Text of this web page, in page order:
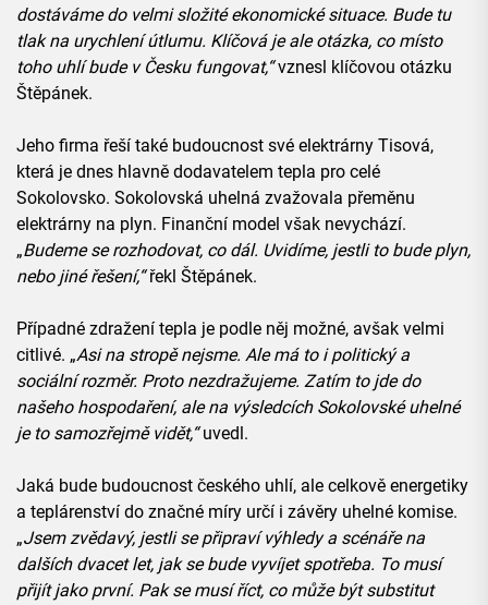
dostáváme do velmi složité ekonomické situace. Bude tu
tlak na urychlení útlumu. Klíčová je ale otázka, co místo
toho uhlí bude v Česku fungovat,“vznesl klíčovou otázku
Štěpánek.
Jeho firma řeší také budoucnost své elektrárny Tisová,
která je dnes hlavně dodavatelem tepla pro celé
Sokolovsko. Sokolovská uhelná zvažovala přeměnu
elektrárny na plyn. Finanční model však nevychází.
„Budeme se rozhodovat, co dál. Uvidíme, jestli to bude plyn,
nebo jiné řešení,“řekl Štěpánek.
Případné zdražení tepla je podle něj možné, avšak velmi
citlivé. „Asi na stropě nejsme. Ale má to i politický a
sociální rozměr. Proto nezdražujeme. Zatím to jde do
našeho hospodaření, ale na výsledcích Sokolovské uhelné
je to samozřejmě vidět,“uvedl.
Jaká bude budoucnost českého uhlí, ale celkově energetiky
a teplárenství do značné míry určí i závěry uhelné komise.
„Jsem zvědavý, jestli se připraví výhledy a scénáře na
dalších dvacet let, jak se bude vyvíjet spotřeba. To musí
přijít jako první. Pak se musí říct, co může být substitut